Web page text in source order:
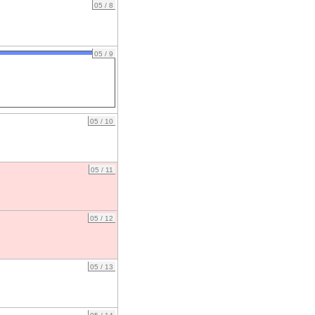
05 / 8
05 / 9
05 / 10
05 / 11
05 / 12
05 / 13